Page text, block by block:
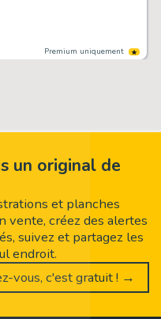
Premium uniquement
un original de
et planches
vente, créez des alertes
suivez et partagez les
endroit.
vous, c'est gratuit ! →